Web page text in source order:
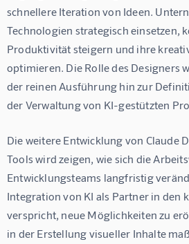
schnellere Iteration von Ideen.
Technologien strategisch einsetzen,
Produktivität steigern und ihre
optimieren. Die Rolle des Designers
der reinen Ausführung hin zur
der Verwaltung von KI-gestützten
Die weitere Entwicklung von Claude
Tools wird zeigen, wie sich die
Entwicklungsteams langfristig
Integration von KI als Partner in den
verspricht, neue Möglichkeiten zu
in der Erstellung visueller Inhalte